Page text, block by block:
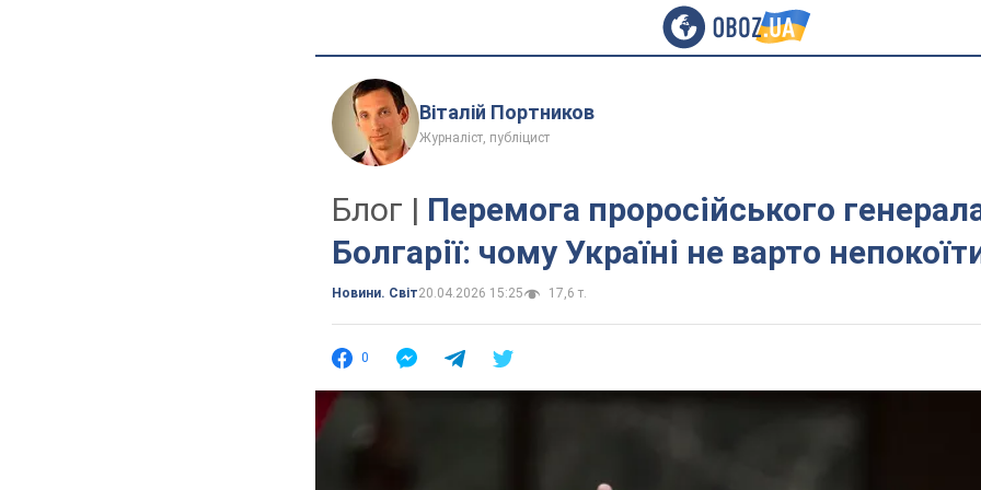
Віталій Портников
Журналіст, публіцист
Блог | Перемога проросійського
Болгарії: чому Україні не варто
Новини. Світ20.04.2026 15:25 17,6 т.
0